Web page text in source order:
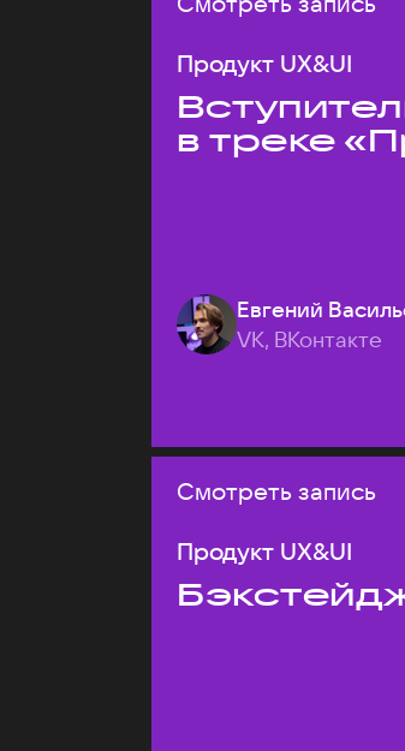
Продукт UX&UI
в треке
Евгений
VK, ВКонтакте
Смотреть запись
Продукт UX&UI